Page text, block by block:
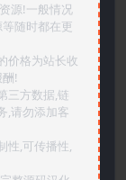
源!一般情况
随时都在更
价格为站长收
!
三方数据,链
,请勿添加客
性,可传播性,